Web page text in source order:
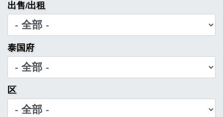
出售/出租
泰国府
区